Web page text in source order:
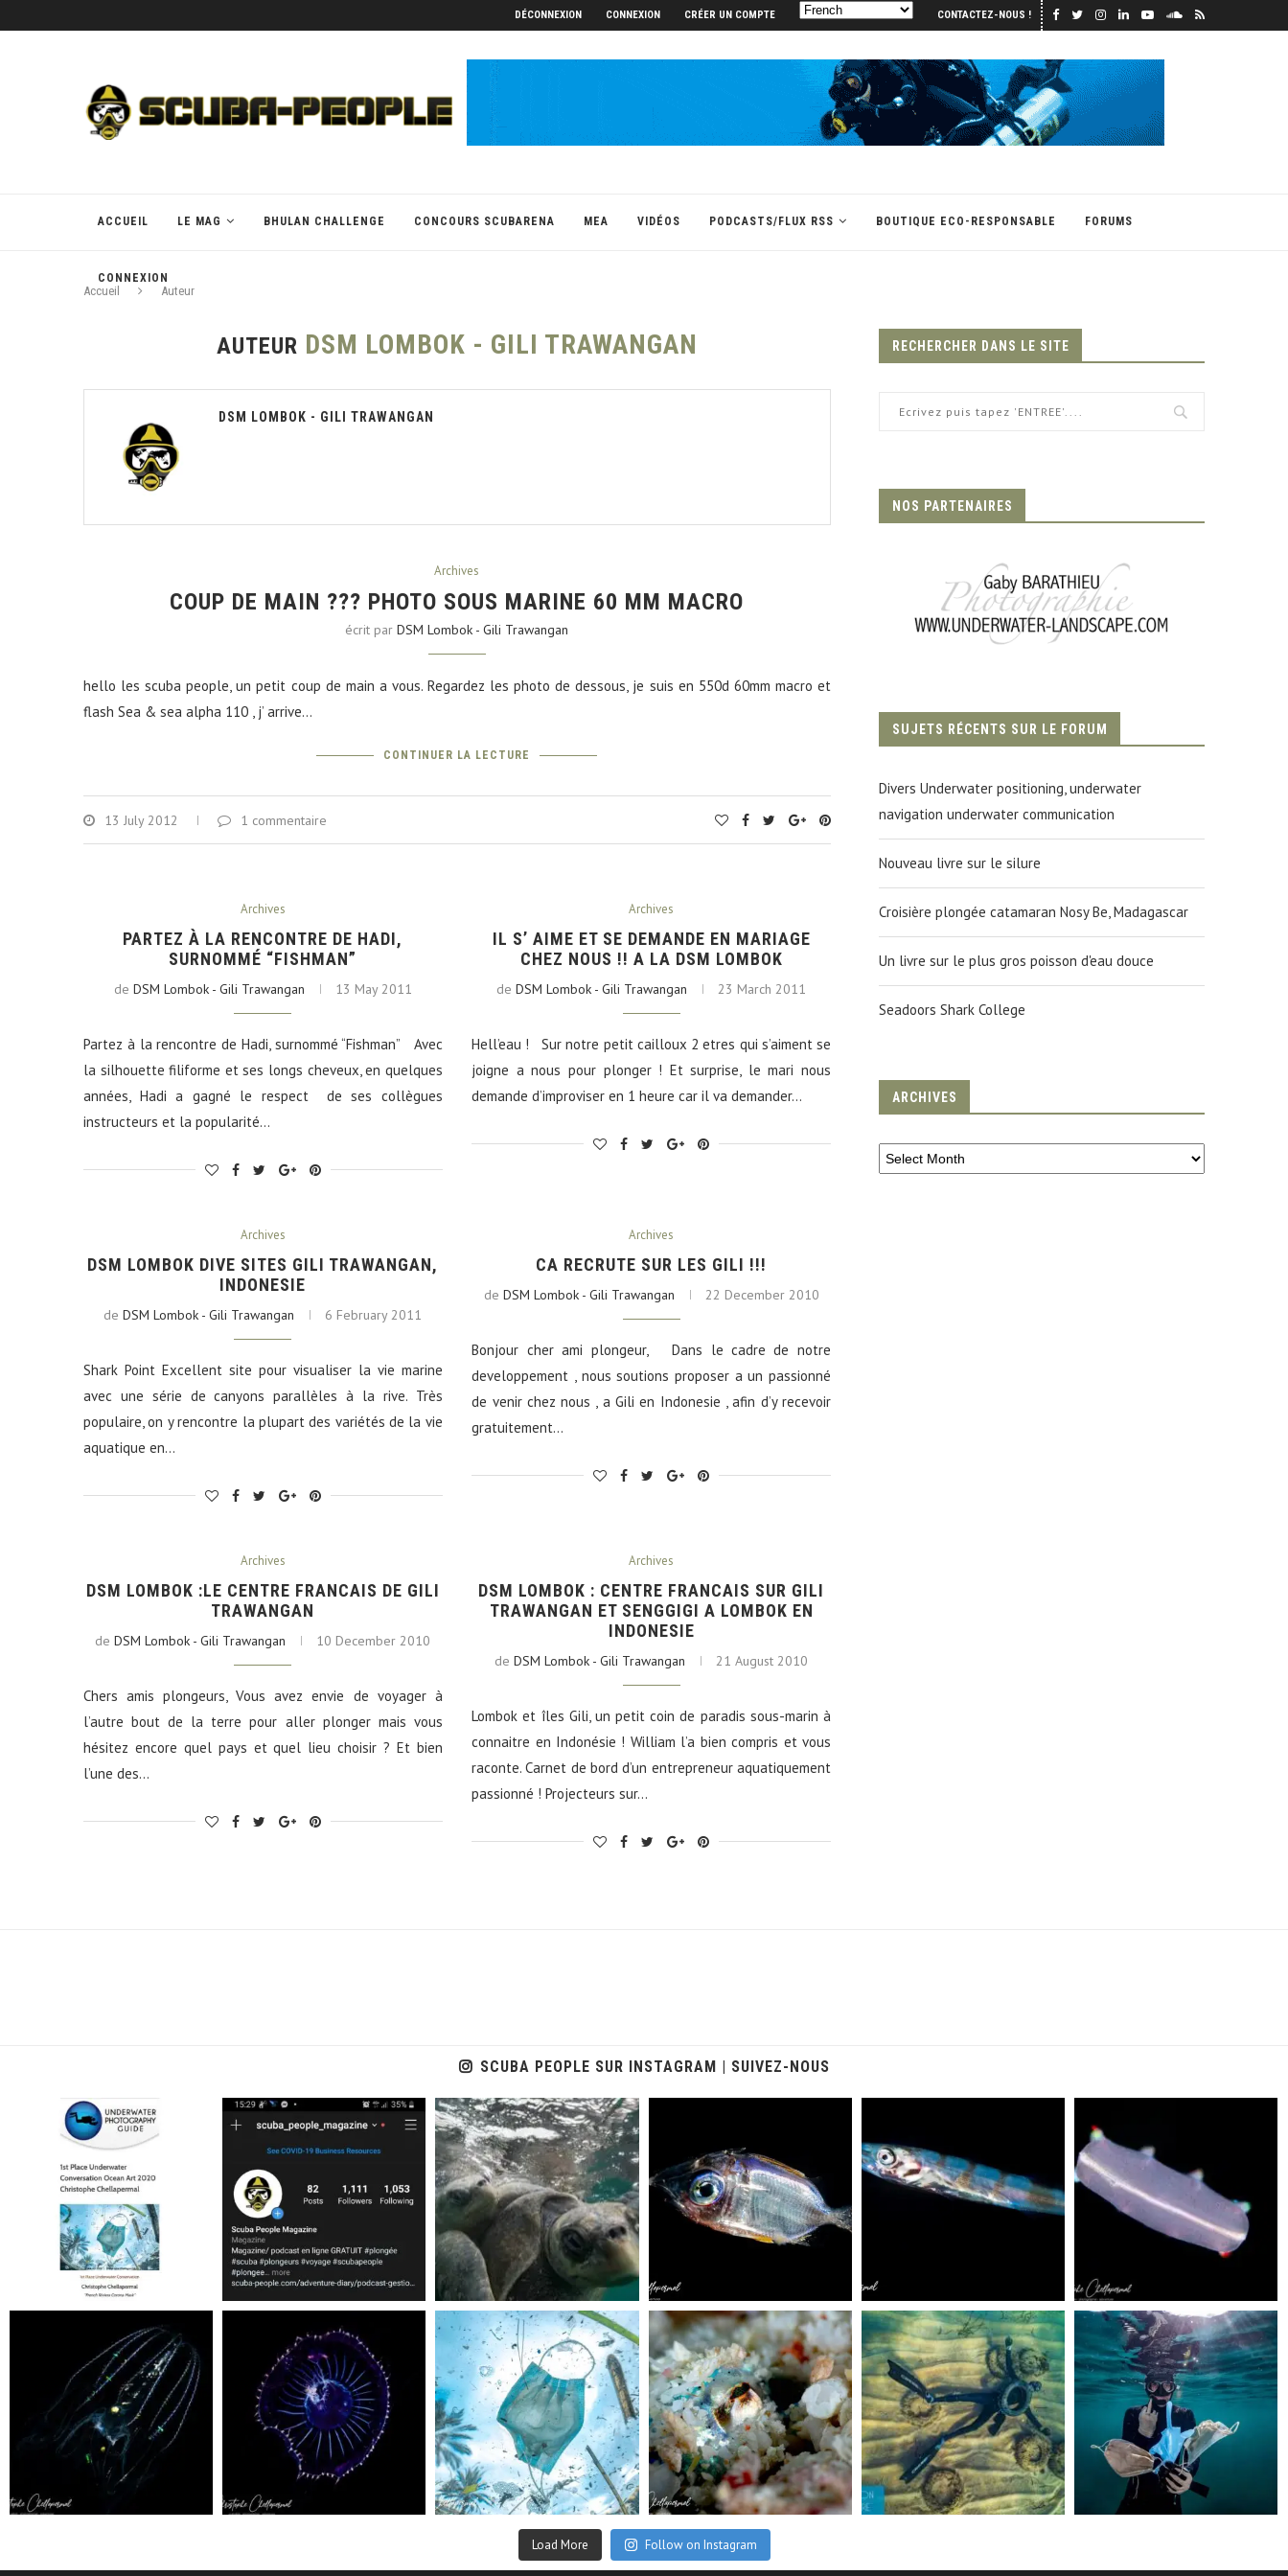
DÉCONNEXION CONNEXION CRÉER UN COMPTE CONTACTEZ-NOUS !
ACCUEIL LE MAG BHULAN CHALLENGE CONCOURS SCUBARENA MEA VIDÉOS PODCASTS/FLUX RSS BOUTIQUE ECO-RESPONSABLE FORUMS
CONNEXION
Accueil Auteur
AUTEUR DSM LOMBOK - GILI TRAWANGAN
DSM LOMBOK - GILI TRAWANGAN
Archives
COUP DE MAIN ??? PHOTO SOUS MARINE 60 MM MACRO
écrit parDSM Lombok - Gili Trawangan
hello les scuba people, un petit coup de main a vous. Regardez les photo de dessous, je suis en 550d 60mm macro et
flash Sea & sea alpha 110 , j’ arrive…
CONTINUER LA LECTURE
13 July 2012 1 commentaire
Archives
PARTEZ À LA RENCONTRE DE HADI,
SURNOMMÉ “FISHMAN”
de DSM Lombok - Gili Trawangan 13 May 2011
Partez à la rencontre de Hadi, surnommé “Fishman” Avec
la silhouette filiforme et ses longs cheveux, en quelques
années, Hadi a gagné le respect de ses collègues
instructeurs et la popularité…
Archives
IL S’ AIME ET SE DEMANDE EN MARIAGE
CHEZ NOUS !! A LA DSM LOMBOK
deDSM Lombok - Gili Trawangan 23 March 2011
Hell’eau ! Sur notre petit cailloux 2 etres qui s’aiment se
joigne a nous pour plonger ! Et surprise, le mari nous
demande d’improviser en 1 heure car il va demander…
Archives
DSM LOMBOK DIVE SITES GILI TRAWANGAN,
INDONESIE
deDSM Lombok - Gili Trawangan 6 February 2011
Shark Point Excellent site pour visualiser la vie marine
avec une série de canyons parallèles à la rive. Très
populaire, on y rencontre la plupart des variétés de la vie
aquatique en…
Archives
CA RECRUTE SUR LES GILI !!!
de DSM Lombok - Gili Trawangan 22 December 2010
Bonjour cher ami plongeur, Dans le cadre de notre
developpement , nous soutions proposer a un passionné
de venir chez nous , a Gili en Indonesie , afin d’y recevoir
gratuitement…
Archives
DSM LOMBOK :LE CENTRE FRANCAIS DE GILI
TRAWANGAN
deDSM Lombok - Gili Trawangan 10 December 2010
Chers amis plongeurs, Vous avez envie de voyager à
l’autre bout de la terre pour aller plonger mais vous
hésitez encore quel pays et quel lieu choisir ? Et bien
l’une des…
Archives
DSM LOMBOK : CENTRE FRANCAIS SUR GILI
TRAWANGAN ET SENGGIGI A LOMBOK EN
INDONESIE
deDSM Lombok - Gili Trawangan 21 August 2010
Lombok et îles Gili, un petit coin de paradis sous-marin à
connaitre en Indonésie ! William l’a bien compris et vous
raconte. Carnet de bord d’un entrepreneur aquatiquement
passionné ! Projecteurs sur…
RECHERCHER DANS LE SITE
NOS PARTENAIRES
SUJETS RÉCENTS SUR LE FORUM
Divers Underwater positioning, underwater
navigation underwater communication
Nouveau livre sur le silure
Croisière plongée catamaran Nosy Be, Madagascar
Un livre sur le plus gros poisson d'eau douce
Seadoors Shark College
ARCHIVES
SCUBA PEOPLE SUR INSTAGRAM | SUIVEZ-NOUS
scuba_people_magazine
Jan 17
scuba_people_magazine
Nov 5
scuba_people_magazine
Nov 5
Sep 24
scuba_people_magazine scuba_people_magazine
Sep 2
scuba_people_magazine
Aug 14
scuba_people_magazine
Jun 15
scuba_people_magazine
May 31
Load More Follow on Instagram